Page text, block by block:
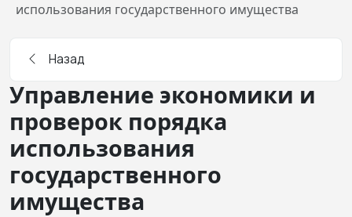
использования государственного имущества
Назад
Управление экономики и
проверок порядка
использования
государственного
имущества